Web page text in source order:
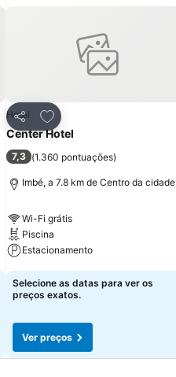
Partilhar
Adicionar aos favoritos
Hotel
Center Hotel
7,3 (1.360 pontuações)
Imbé, a 7.8 km de Centro da cidade
Wi-Fi grátis
Piscina
Estacionamento
Ver preços
Selecione as datas para ver os
preços exatos.
Ver preços